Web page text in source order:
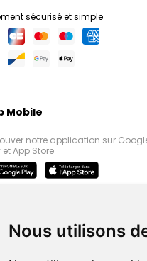
Nous utilisons
sécurisé et simple
Mobile
notre application sur
et App Store